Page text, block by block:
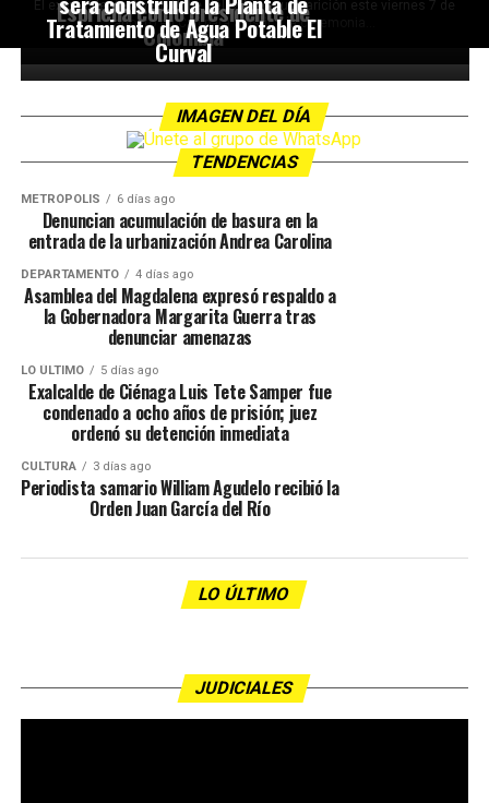
El expresidente Álvaro Uribe Vélez hizo su aparición este viernes 7 de
agosto en Cali para asistir a la ceremonia...
Espriella como presidente de
Colombia
Tratamiento de Agua Potable El
Curval
IMAGEN DEL DÍA
TENDENCIAS
METRÓPOLIS 6 días ago
Denuncian acumulación de basura en la
entrada de la urbanización Andrea Carolina
DEPARTAMENTO 4 días ago
Asamblea del Magdalena expresó respaldo a
la Gobernadora Margarita Guerra tras
denunciar amenazas
LO ÚLTIMO 5 días ago
Exalcalde de Ciénaga Luis Tete Samper fue
condenado a ocho años de prisión; juez
ordenó su detención inmediata
CULTURA 3 días ago
Periodista samario William Agudelo recibió la
Orden Juan García del Río
LO ÚLTIMO
JUDICIALES